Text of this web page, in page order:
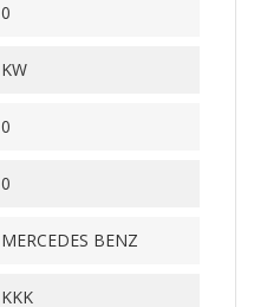
0
KW
0
0
MERCEDES BENZ
KKK